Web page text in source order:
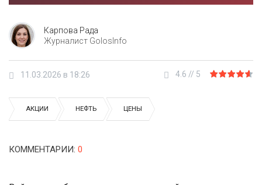
Карпова Рада
Журналист GolosInfo
11.03.2026 в 18:26 4.6 // 5
АКЦИИ НЕФТЬ ЦЕНЫ
КОММЕНТАРИИ: 0